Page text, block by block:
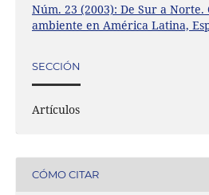
Núm. 23 (2003): De Sur a
ambiente en América Latina,
SECCIÓN
Artículos
CÓMO CITAR